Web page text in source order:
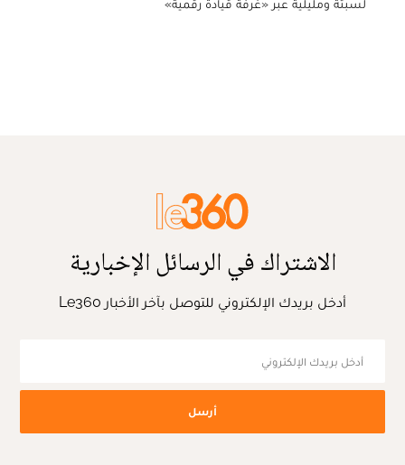
لسبتة ومليلية عبر «غرفة قيادة رقمية»
الاشتراك في الرسائل الإخبارية
أدخل بريدك الإلكتروني للتوصل بآخر الأخبار Le360
أرسل